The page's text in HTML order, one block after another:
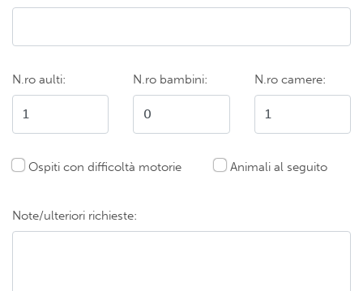
N.ro aulti: N.ro bambini: N.ro camere:
Ospiti con difficoltà motorie Animali al seguito
Note/ulteriori richieste: